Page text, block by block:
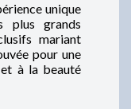
unique
plus grands
mariant
pour une
à la beauté